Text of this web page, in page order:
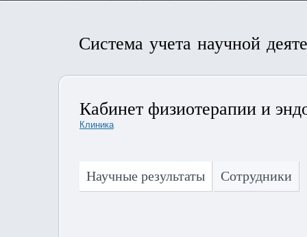
Система учета научной
Кабинет физиотерапии и
Клиника
Научные результаты Сотрудники